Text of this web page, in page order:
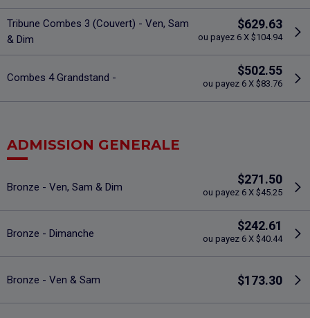
Tribune Combes 3 (Couvert) - Ven, Sam
& Dim
$629.63
ou payez 6 X $104.94
Combes 4 Grandstand -
$502.55
ou payez 6 X $83.76
ADMISSION GENERALE
Bronze - Ven, Sam & Dim
$271.50
ou payez 6 X $45.25
Bronze - Dimanche
$242.61
ou payez 6 X $40.44
Bronze - Ven & Sam $173.30